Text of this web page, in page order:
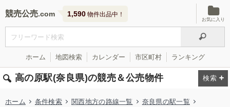
競売公売 1,590 物件出品中！
お気に入り
ホーム 地図検索 カレンダー 市区町村 ランキング
高の原駅(奈良県)の競売＆公売物件
ホーム 条件検索 関西地方の路線一覧
奈良県の駅一覧